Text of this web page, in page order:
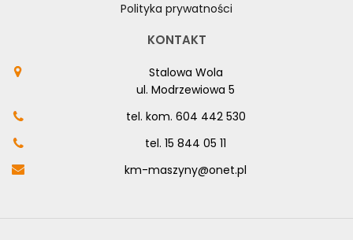
Polityka prywatności
KONTAKT
Stalowa Wola
ul. Modrzewiowa 5
tel. kom. 604 442 530
tel. 15 844 05 11
km-maszyny@onet.pl